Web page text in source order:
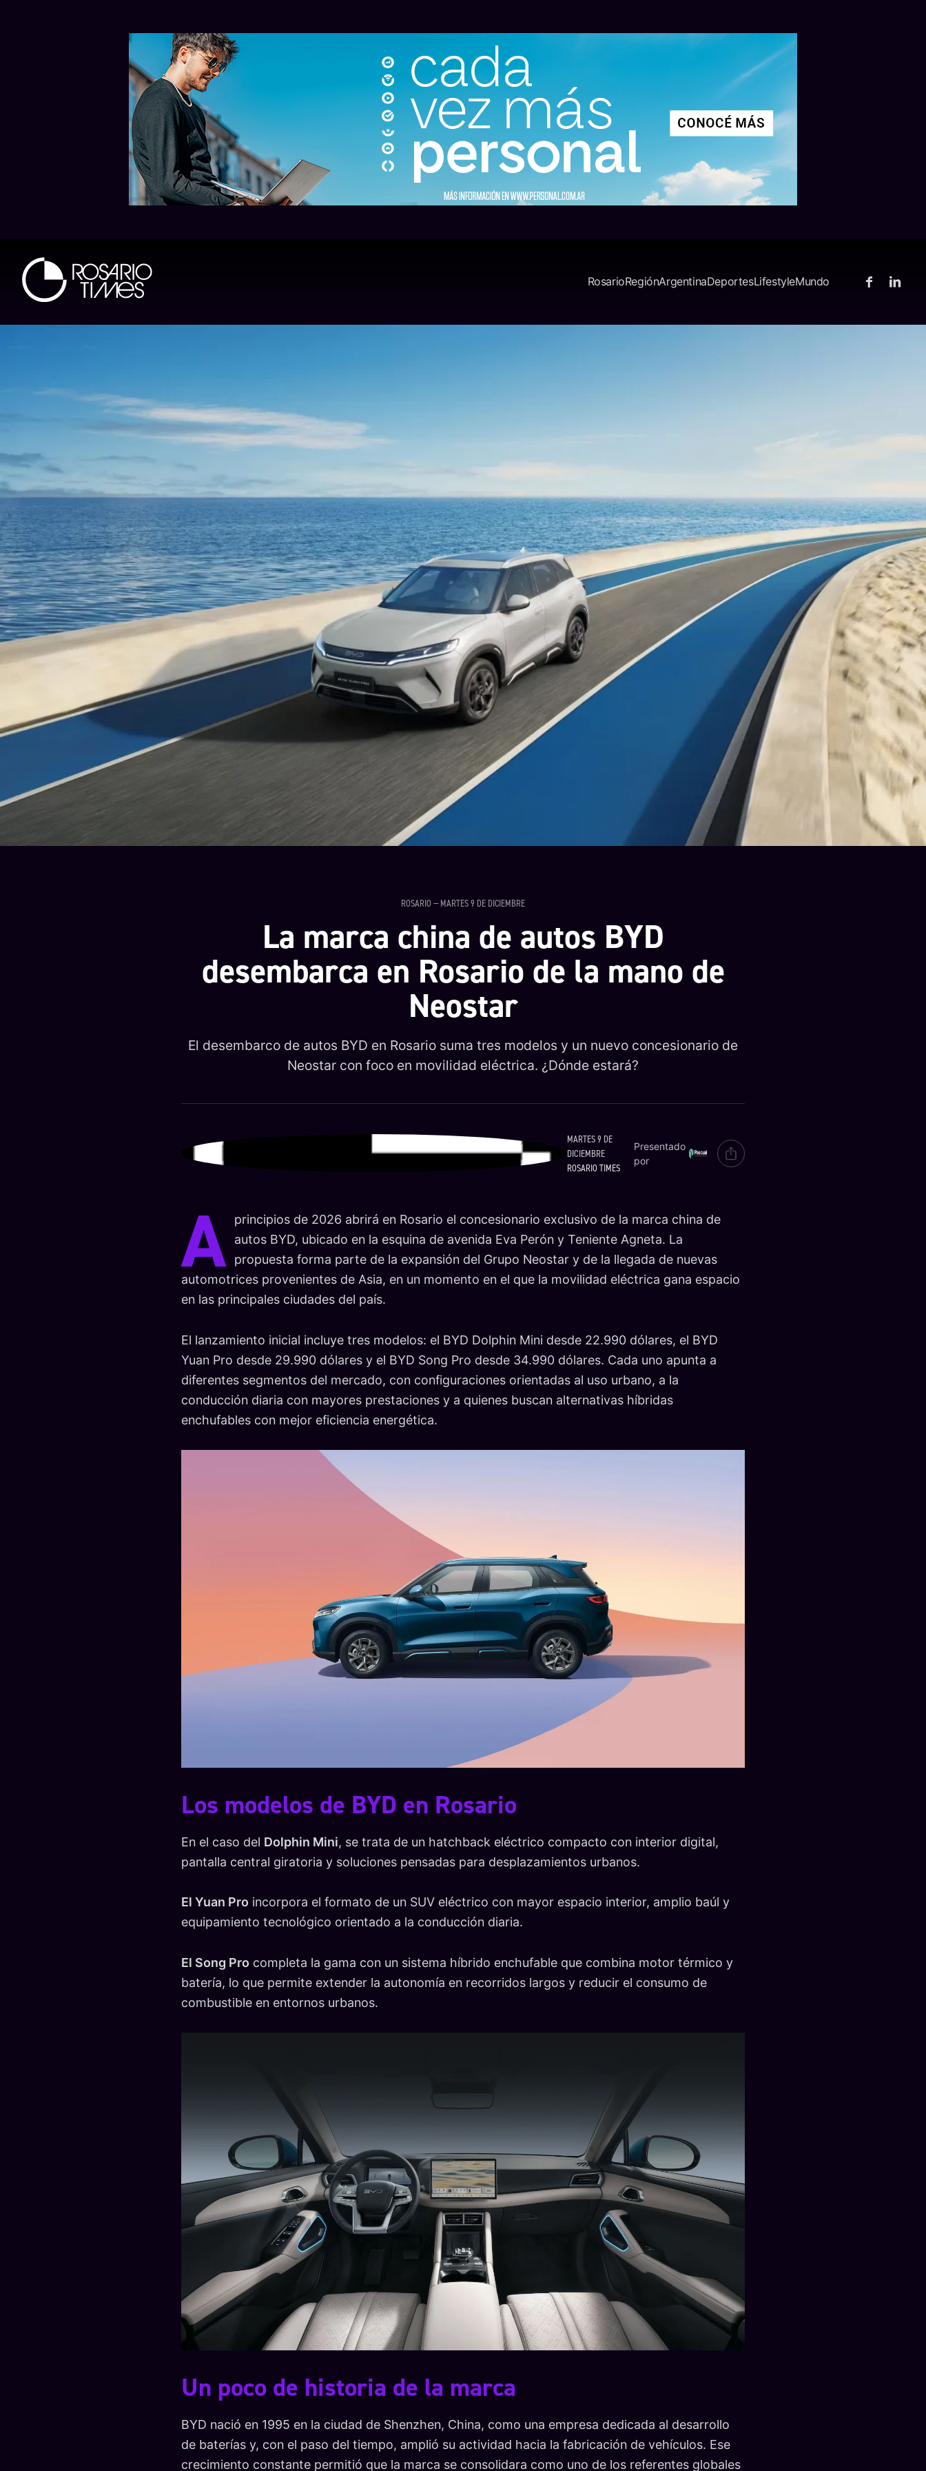
RosarioRegiónArgentinaDeportesLifestyleMundo
ROSARIO — MARTES 9 DE DICIEMBRE
La marca china de autos BYD
desembarca en Rosario de la mano de
Neostar
El desembarco de autos BYD en Rosario suma tres modelos y un nuevo concesionario de
Neostar con foco en movilidad eléctrica. ¿Dónde estará?
MARTES 9 DE
DICIEMBRE
ROSARIO TIMES
Presentado
por
A
principios de 2026 abrirá en Rosario el concesionario exclusivo de la marca china de
autos BYD, ubicado en la esquina de avenida Eva Perón y Teniente Agneta. La
propuesta forma parte de la expansión del Grupo Neostar y de la llegada de nuevas
automotrices provenientes de Asia, en un momento en el que la movilidad eléctrica gana espacio
en las principales ciudades del país.
El lanzamiento inicial incluye tres modelos: el BYD Dolphin Mini desde 22.990 dólares, el BYD
Yuan Pro desde 29.990 dólares y el BYD Song Pro desde 34.990 dólares. Cada uno apunta a
diferentes segmentos del mercado, con configuraciones orientadas al uso urbano, a la
conducción diaria con mayores prestaciones y a quienes buscan alternativas híbridas
enchufables con mejor eficiencia energética.
Los modelos de BYD en Rosario
En el caso del Dolphin Mini, se trata de un hatchback eléctrico compacto con interior digital,
pantalla central giratoria y soluciones pensadas para desplazamientos urbanos.
El Yuan Pro incorpora el formato de un SUV eléctrico con mayor espacio interior, amplio baúl y
equipamiento tecnológico orientado a la conducción diaria.
El Song Pro completa la gama con un sistema híbrido enchufable que combina motor térmico y
batería, lo que permite extender la autonomía en recorridos largos y reducir el consumo de
combustible en entornos urbanos.
Un poco de historia de la marca
BYD nació en 1995 en la ciudad de Shenzhen, China, como una empresa dedicada al desarrollo
de baterías y, con el paso del tiempo, amplió su actividad hacia la fabricación de vehículos. Ese
crecimiento constante permitió que la marca se consolidara como uno de los referentes globales